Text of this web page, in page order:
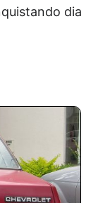
dia